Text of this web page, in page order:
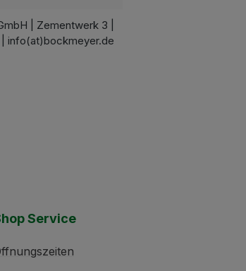
| Zementwerk 3 |
| info(at)bockmeyer.de
Service